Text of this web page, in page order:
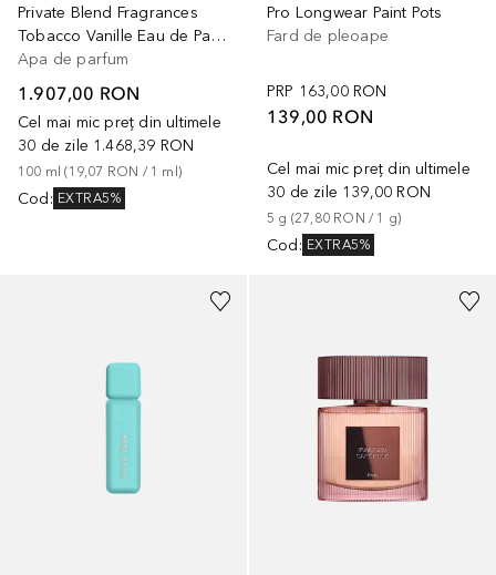
Private Blend Fragrances
Tobacco Vanille Eau de Parfum
Apa de parfum
1.907,00 RON
Cel mai mic preț din ultimele
30 de zile 1.468,39 RON
100 ml (19,07 RON / 1 ml)
Cod : EXTRA5%
Pro Longwear Paint Pots
Fard de pleoape
PRP 163,00 RON
139,00 RON
Cel mai mic preț din ultimele
30 de zile 139,00 RON
5 g (27,80 RON / 1 g)
Cod : EXTRA5%